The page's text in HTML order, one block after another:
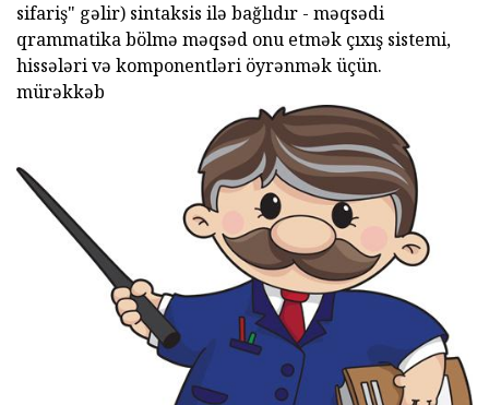
sifariş" gəlir) sintaksis ilə bağlıdır - məqsədi
qrammatika bölmə məqsəd onu etmək çıxış sistemi,
hissələri və komponentləri öyrənmək üçün.
mürəkkəb